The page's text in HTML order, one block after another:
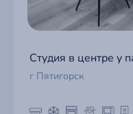
Студия в центре у
г Пятигорск